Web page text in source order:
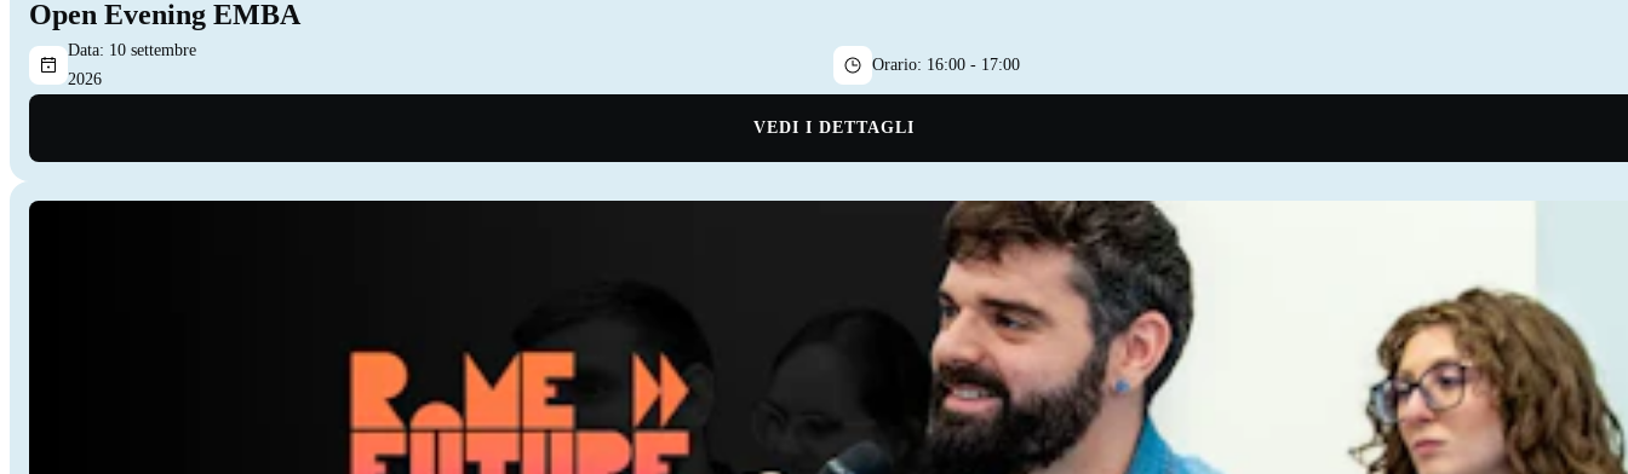
Open Evening EMBA
Data: 10 settembre
2026
Orario: 16:00 - 17:00
VEDI I DETTAGLI